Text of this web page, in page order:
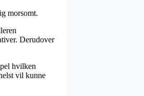
morsomt.
Derudover
hvilken
vil kunne